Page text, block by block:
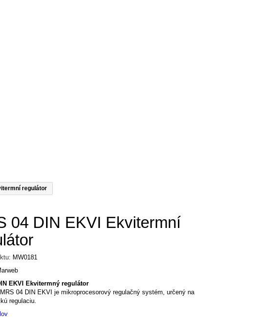
regulátor
04 DIN EKVI Ekvitermní
MW0181
EKVI
Ekvitermný regulátor
04 DIN EKVI je mikroprocesorový regulačný systém, určený na
regulaciu.